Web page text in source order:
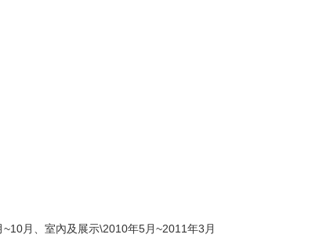
月、室內及展示\2010年5月~2011年3月